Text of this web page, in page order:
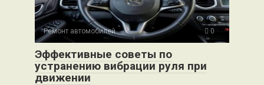
Ремонт автомобилей 0
Эффективные советы по
устранению вибрации руля при
движении